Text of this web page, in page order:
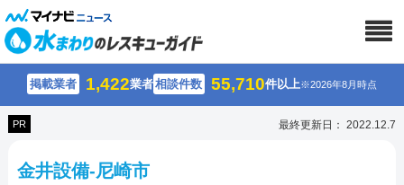
掲載業者 1,422業者相談件数 55,710件以上※2026年8月時点
PR 最終更新日： 2022.12.7
金井設備-尼崎市